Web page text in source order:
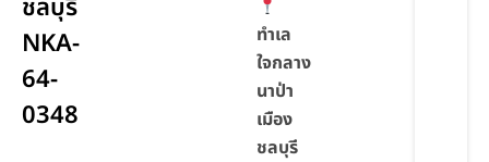
ชลบุรี
NKA-
64-
0348
ทำเล
ใจกลาง
นาป่า
เมือง
ชลบุรี